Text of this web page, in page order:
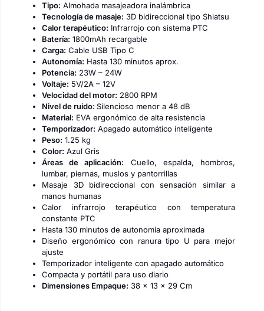
Tipo: Almohada masajeadora inalámbrica
Tecnología de masaje: 3D bidireccional tipo Shiatsu
Calor terapéutico: Infrarrojo con sistema PTC
Batería: 1800mAh recargable
Carga: Cable USB Tipo C
Autonomía: Hasta 130 minutos aprox.
Potencia: 23W – 24W
Voltaje: 5V/2A – 12V
Velocidad del motor: 2800 RPM
Nivel de ruido: Silencioso menor a 48 dB
Material: EVA ergonómico de alta resistencia
Temporizador: Apagado automático inteligente
Peso: 1.25 kg
Color: Azul Gris
Áreas de aplicación: Cuello, espalda, hombros,
lumbar, piernas, muslos y pantorrillas
Masaje 3D bidireccional con sensación similar a
manos humanas
Calor infrarrojo terapéutico con temperatura
constante PTC
Hasta 130 minutos de autonomía aproximada
Diseño ergonómico con ranura tipo U para mejor
ajuste
Temporizador inteligente con apagado automático
Compacta y portátil para uso diario
Dimensiones Empaque: 38 x 13 x 29 Cm